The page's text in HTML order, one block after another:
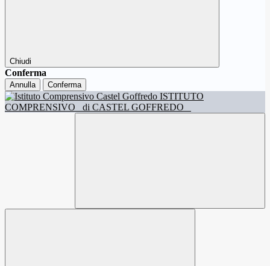
Chiudi
Conferma
Annulla Conferma
ISTITUTO
COMPRENSIVO
di CASTEL GOFFREDO